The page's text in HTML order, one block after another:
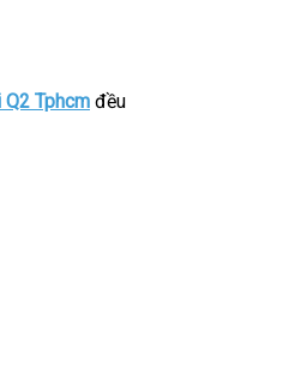
Tphcm đều